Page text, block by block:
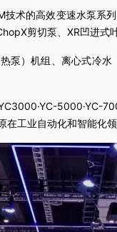
术的高效变速水泵系
剪切泵、XR凹进式
泵）机组、离心式冷
5000·YC-
在工业自动化和智能化